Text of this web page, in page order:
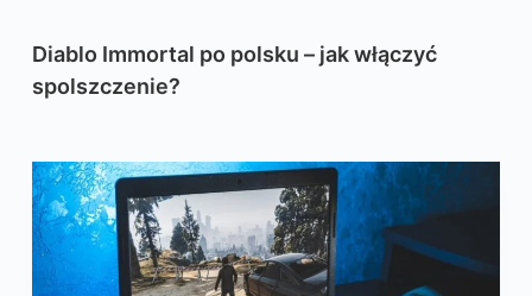
Diablo Immortal po polsku – jak włączyć
spolszczenie?